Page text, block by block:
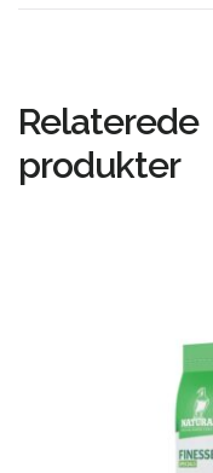
Relaterede
produkter